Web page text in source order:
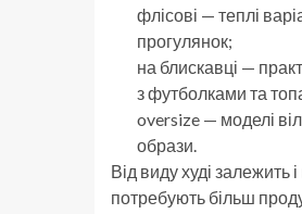
флісові — теплі
прогулянок;
на блискавці —
з футболками та
oversize — моделі
образи.
Від виду худі залежить
потребують більш